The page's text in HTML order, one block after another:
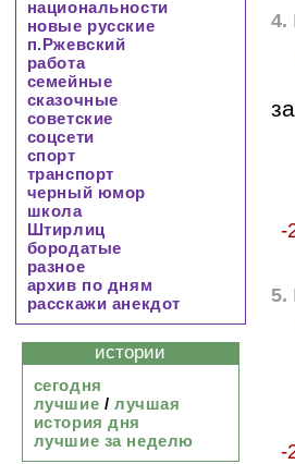
4.
-
5.
-
национальности
новые русские
п.Ржевский
работа
семейные
сказочные
советские
соцсети
спорт
транспорт
черный юмор
школа
Штирлиц
бородатые
разное
архив по дням
расскажи анекдот
истории
сегодня
лучшие / лучшая
история дня
лучшие за неделю